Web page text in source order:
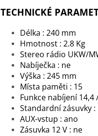
TECHNICKÉ
Délka : 240 mm
Hmotnost : 2.8 Kg
Stereo rádio UKW/
Nabíječka : ne
Výška : 245 mm
Místa paměti : 15
Funkce nabíjení 14,4
Standardní zásuvky :
AUX-vstup : ano
Zásuvka 12 V : ne